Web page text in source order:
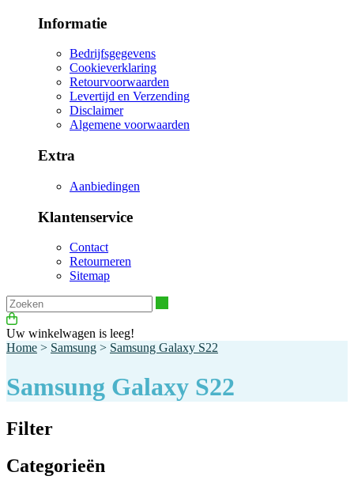
Informatie
Bedrijfsgegevens
Cookieverklaring
Retourvoorwaarden
Levertijd en Verzending
Disclaimer
Algemene voorwaarden
Extra
Aanbiedingen
Klantenservice
Contact
Retourneren
Sitemap
Uw winkelwagen is leeg!
Home > Samsung > Samsung Galaxy S22
Samsung Galaxy S22
Filter
Categorieën